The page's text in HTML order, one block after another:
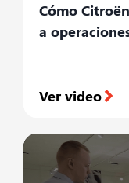
Cómo
a
Ver video